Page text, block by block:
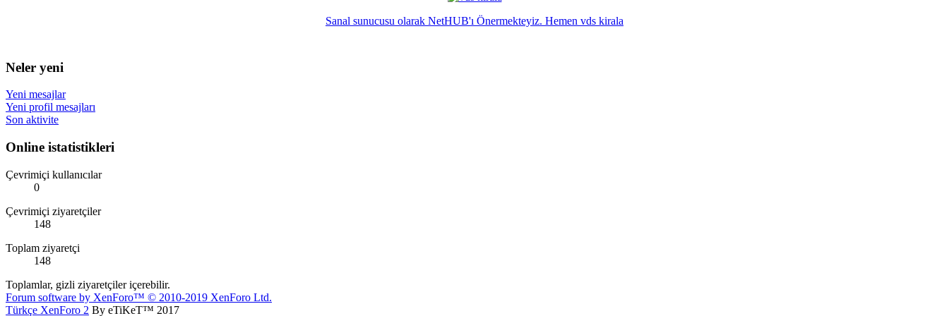
Sanal sunucusu olarak NetHUB'ı Önermekteyiz. Hemen vds kirala
Neler yeni
Yeni mesajlar
Yeni profil mesajları
Son aktivite
Online istatistikleri
Çevrimiçi kullanıcılar
0
Çevrimiçi ziyaretçiler
148
Toplam ziyaretçi
148
Toplamlar, gizli ziyaretçiler içerebilir.
Forum software by XenForo™ © 2010-2019 XenForo Ltd.
Türkçe XenForo 2 By eTiKeT™ 2017